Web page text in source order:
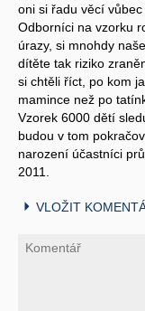
oni si řadu věcí vůbec
Odborníci na vzorku
úrazy, si mnohdy
dítěte tak riziko
si chtěli říct, po kom
mamince než po
Vzorek 6000 dětí
budou v tom
narození účastníci
2011.
VLOŽIT